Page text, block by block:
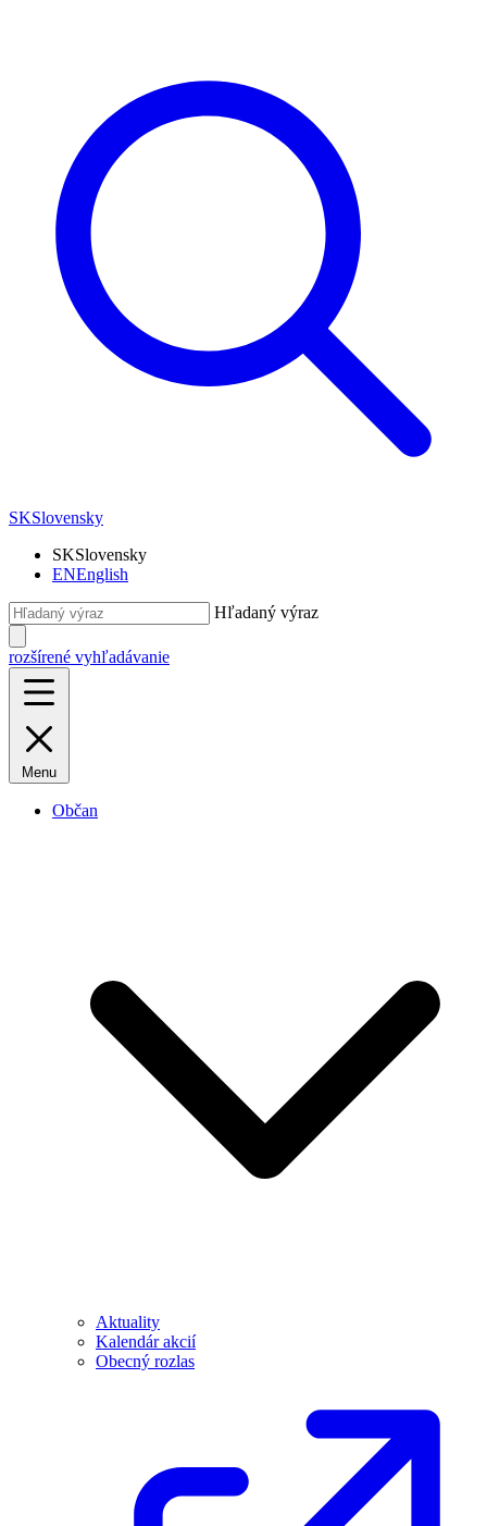
SKSlovensky
SKSlovensky
ENEnglish
Hľadaný výraz
rozšírené vyhľadávanie
Menu
Občan
Aktuality
Kalendár akcií
Obecný rozlas